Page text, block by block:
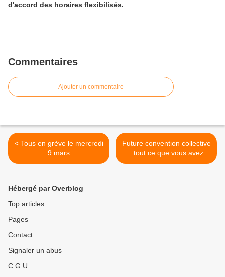
d'accord des horaires flexibilisés.
Commentaires
Ajouter un commentaire
< Tous en grève le mercredi
9 mars
Future convention collective
: tout ce que vous avez
voulu savoir sur les
Hébergé par Overblog
Top articles
Pages
Contact
Signaler un abus
C.G.U.